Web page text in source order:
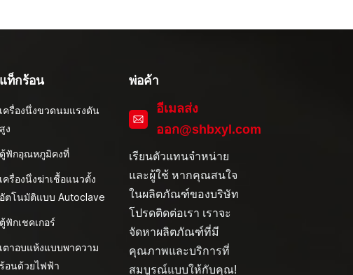
แท็กร้อน
เครื่องนึ่งขวดนมแรงดัน
สูง
ตู้ฟักอุณหภูมิคงที่
เครื่องนึ่งฆ่าเชื้อแนวตั้ง
อัตโนมัติแบบ Autoclave
ตู้ฟักเชคเกอร์
เตาอบแห้งแบบพาความ
ร้อนด้วยไฟฟ้า
พ่อค้า
อีเมลส่ง
ออก@shbxyl.com
เรียนตัวแทนจำหน่าย
และผู้ใช้ หากคุณสนใจ
ในผลิตภัณฑ์ของบริษัท
โปรดติดต่อเรา เราจะ
จัดหาผลิตภัณฑ์ที่มี
คุณภาพและบริการที่
สมบูรณ์แบบให้กับคุณ!